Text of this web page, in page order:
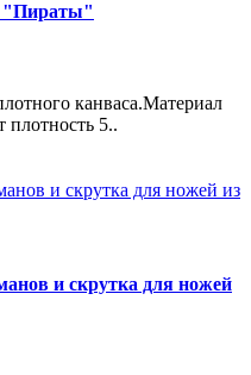
"Пираты"
канваса.Материал
плотность 5..
и скрутка для ножей